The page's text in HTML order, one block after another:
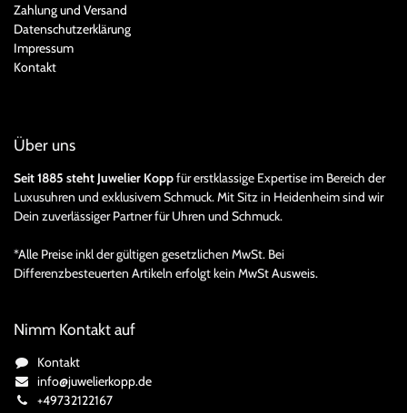
Zahlung und Versand
Datenschutzerklärung
Impressum
Kontakt
Über uns
Seit 1885 steht Juwelier Koppfür erstklassige Expertise im Bereich der
Luxusuhren und exklusivem Schmuck. Mit Sitz in Heidenheim sind wir
Dein zuverlässiger Partner für Uhren und Schmuck.
*Alle Preise inkl der gültigen gesetzlichen MwSt. Bei
Differenzbesteuerten Artikeln erfolgt kein MwSt Ausweis.
Nimm Kontakt auf
Kontakt
info@juwelierkopp.de
+49732122167